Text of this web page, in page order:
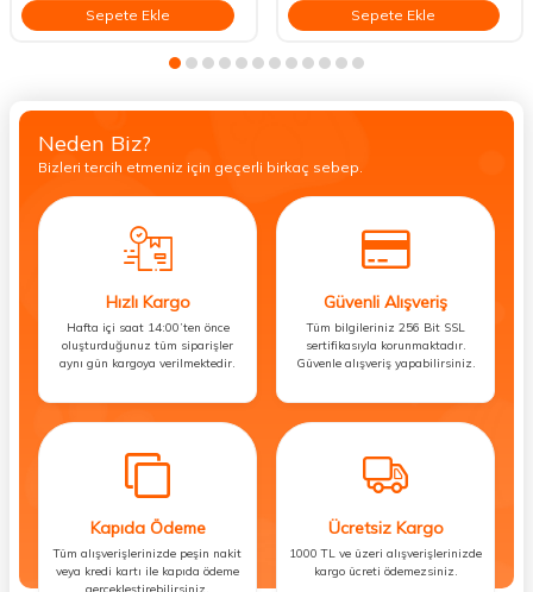
Sepete Ekle Sepete Ekle
Neden Biz?
Bizleri tercih etmeniz için geçerli birkaç sebep.
Hızlı Kargo
Hafta içi saat 14:00’ten önce
oluşturduğunuz tüm siparişler
aynı gün kargoya verilmektedir.
Güvenli Alışveriş
Tüm bilgileriniz 256 Bit SSL
sertifikasıyla korunmaktadır.
Güvenle alışveriş yapabilirsiniz.
Kapıda Ödeme
Tüm alışverişlerinizde peşin nakit
veya kredi kartı ile kapıda ödeme
gerçekleştirebilirsiniz.
Ücretsiz Kargo
1000 TL ve üzeri alışverişlerinizde
kargo ücreti ödemezsiniz.